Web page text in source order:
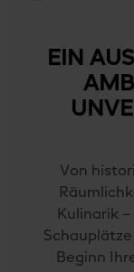
EIN
Von
Kulinarik
Beginn